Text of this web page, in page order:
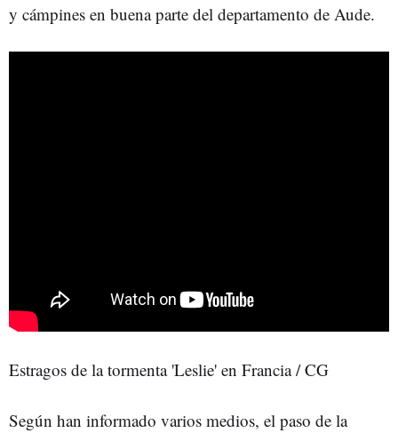
y cámpines en buena parte del departamento de Aude.
Estragos de la tormenta 'Leslie' en Francia / CG
Según han informado varios medios, el paso de la